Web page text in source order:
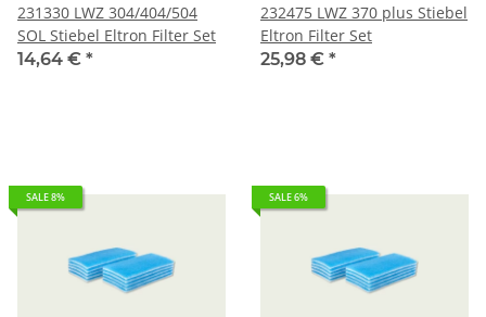
231330 LWZ 304/404/504
SOL Stiebel Eltron Filter Set
14,64 € *
232475 LWZ 370 plus Stiebel
Eltron Filter Set
25,98 € *
SALE 8% SALE 6%